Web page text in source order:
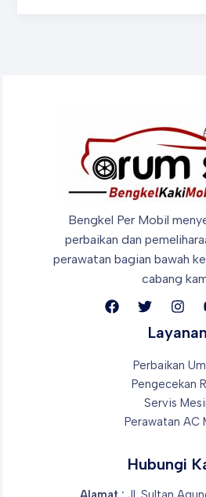
Diperhatikan?
Bengkel Per Mobil
perbaikan dan
perawatan bagian bawah
cabang
Layanan
Perbaikan
Pengecekan
Servis
Perawatan AC
Hubungi